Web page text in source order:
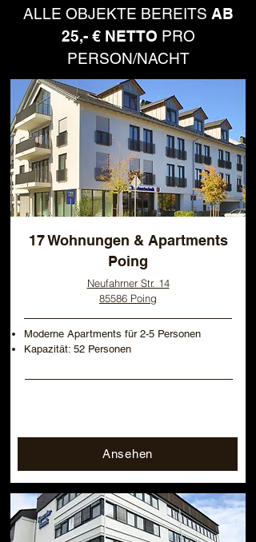
ALLE OBJEKTE BEREITS AB
25,- € NETTO PRO
PERSON/NACHT
17 Wohnungen & Apartments
Poing
Neufahrner Str. 14
85586 Poing
Moderne Apartments für 2-5 Personen
Kapazität: 52 Personen
Ansehen